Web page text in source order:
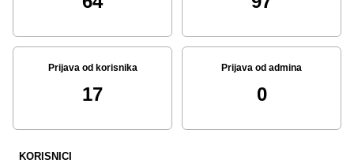
Prijava od korisnika
17
Prijava od admina
0
KORISNICI